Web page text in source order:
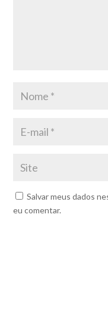
Salvar meus dados
eu comentar.